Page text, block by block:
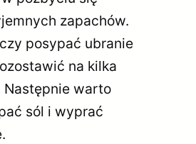
zapachów.
posypać ubranie
na kilka
Następnie warto
sól i wyprać